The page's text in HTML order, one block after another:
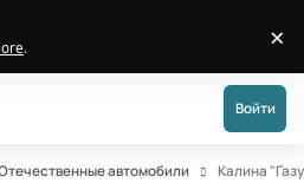
. ×
Войти
автомобили Калина